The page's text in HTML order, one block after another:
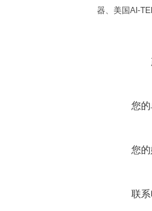
器、美国AI-
您的
您的
联系